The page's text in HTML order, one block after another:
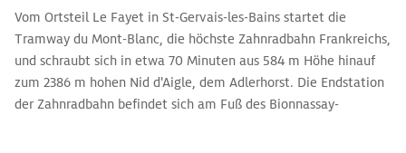
Vom Ortsteil Le Fayet in St-Gervais-les-Bains startet die
Tramway du Mont-Blanc, die höchste Zahnradbahn Frankreichs,
und schraubt sich in etwa 70 Minuten aus 584 m Höhe hinauf
zum 2386 m hohen Nid d'Aigle, dem Adlerhorst. Die Endstation
der Zahnradbahn befindet sich am Fuß des Bionnassay-